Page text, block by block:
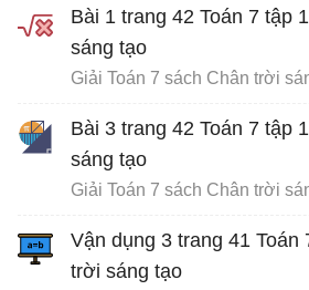
Bài 1 trang 42 Toán 7 tập
sáng tạo
Giải Toán 7 sách Chân trời
Bài 3 trang 42 Toán 7 tập
sáng tạo
Giải Toán 7 sách Chân trời
Vận dụng 3 trang 41 Toán
trời sáng tạo